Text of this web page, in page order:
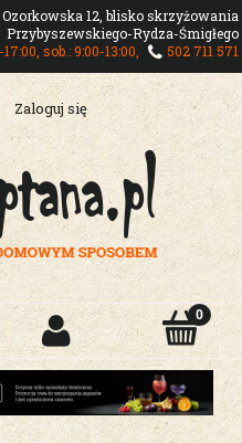
12, blisko skrzyżowania
Przybyszewskiego-Rydza-Śmigłego
sob.: 9:00-13:00,
502 711 571
Zaloguj się